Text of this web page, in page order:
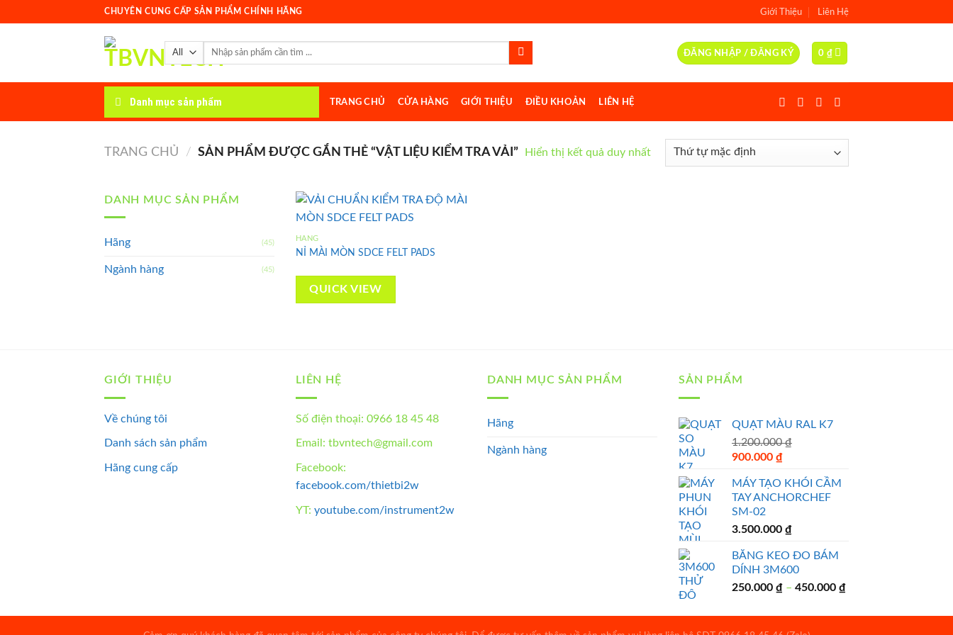
to
CHUYÊN CUNG CẤP SẢN PHẨM CHÍNH HÃNG Giới Thiệu Liên Hệ
Tìm
ĐĂNG NHẬP / ĐĂNG KÝ 0 ₫
Danh mục sản phẩm TRANG CHỦ CỬA HÀNG GIỚI THIỆU ĐIỀU KHOẢN LIÊN HỆ
TRANG CHỦ / SẢN PHẨM ĐƯỢC GẮN THẺ “VẬT LIỆU KIỂM TRA VẢI” Hiển thị kết quả duy nhất
DANH MỤC SẢN PHẨM
Hãng (45)
Ngành hàng (45)
HÃNG
NỈ MÀI MÒN SDCE FELT PADS
QUICK VIEW
GIỚI THIỆU
Về chúng tôi
Danh sách sản phẩm
Hãng cung cấp
LIÊN HỆ
Số điện thoại: 0966 18 45 48
Email: tbvntech@gmail.com
Facebook:
facebook.com/thietbi2w
YT: youtube.com/instrument2w
DANH MỤC SẢN PHẨM
Hãng
Ngành hàng
SẢN PHẨM
QUẠT MÀU RAL K7
1.200.000₫
Original
was:
1.200.000 ₫.
900.000 ₫Current
is:
900.000 ₫.
MÁY TẠO KHÓI CẦM
TAY ANCHORCHEF
SM-02
3.500.000 ₫
BĂNG KEO ĐO BÁM
DÍNH 3M600
250.000 ₫ – 450.000 ₫